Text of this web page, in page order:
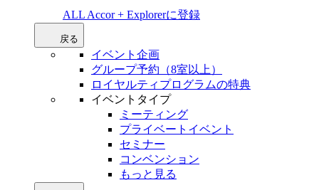
ALL Accor + Explorerに登録
戻る
イベント企画
グループ予約（8室以上）
ロイヤルティプログラムの特典
イベントタイプ
ミーティング
プライベートイベント
セミナー
コンベンション
もっと見る